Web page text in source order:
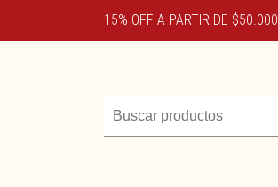
15% OFF A PARTIR DE $50.000